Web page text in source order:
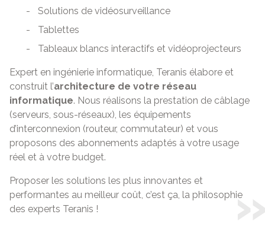
Solutions de vidéosurveillance
Tablettes
Tableaux blancs interactifs et vidéoprojecteurs
Expert en ingénierie informatique, Teranis élabore et
construit l’architecture de votre réseau
informatique. Nous réalisons la prestation de câblage
(serveurs, sous-réseaux), les équipements
d’interconnexion (routeur, commutateur) et vous
proposons des abonnements adaptés à votre usage
réel et à votre budget.
Proposer les solutions les plus innovantes et
performantes au meilleur coût, c’est ça, la philosophie
des experts Teranis !